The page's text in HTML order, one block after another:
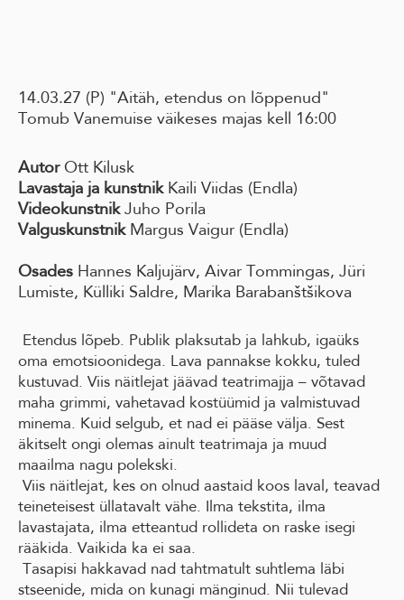
14.03.27 (P) "Aitäh, etendus on lõppenud"
Tomub Vanemuise väikeses majas kell 16:00
AutorOtt Kilusk
Lavastaja ja kunstnikKaili Viidas (Endla)
VideokunstnikJuho Porila
ValguskunstnikMargus Vaigur (Endla)
Osades Hannes Kaljujärv, Aivar Tommingas, Jüri
Lumiste, Külliki Saldre, Marika Barabanštšikova
Etendus lõpeb. Publik plaksutab ja lahkub, igaüks
oma emotsioonidega. Lava pannakse kokku, tuled
kustuvad. Viis näitlejat jäävad teatrimajja – võtavad
maha grimmi, vahetavad kostüümid ja valmistuvad
minema. Kuid selgub, et nad ei pääse välja. Sest
äkitselt ongi olemas ainult teatrimaja ja muud
maailma nagu polekski.
Viis näitlejat, kes on olnud aastaid koos laval, teavad
teineteisest üllatavalt vähe. Ilma tekstita, ilma
lavastajata, ilma etteantud rollideta on raske isegi
rääkida. Vaikida ka ei saa.
Tasapisi hakkavad nad tahtmatult suhtlema läbi
stseenide, mida on kunagi mänginud. Nii tulevad